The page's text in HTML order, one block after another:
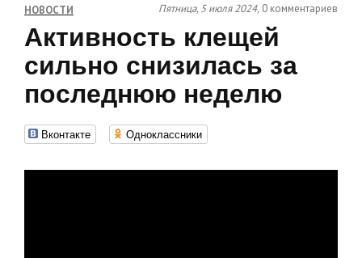
НОВОСТИ Пятница, 5 июля 2024, 0 комментариев
Активность клещей
сильно снизилась за
последнюю неделю
Вконтакте Одноклассники